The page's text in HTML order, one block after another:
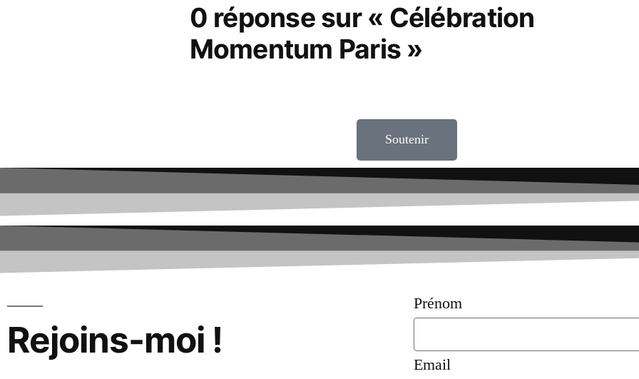
0 réponse sur « Célébration
Momentum Paris »
Soutenir
Rejoins-moi !
Prénom
Email